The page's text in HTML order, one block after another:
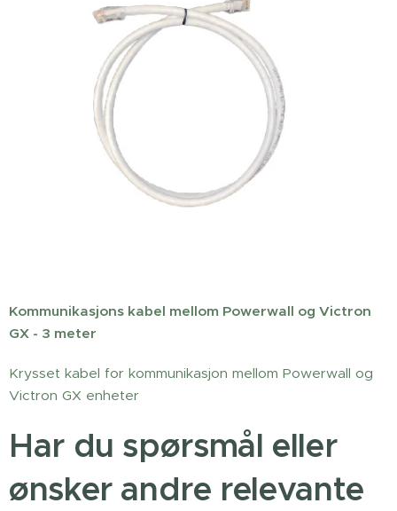
Kommunikasjons kabel mellom Powerwall og Victron
GX - 3 meter
Krysset kabel for kommunikasjon mellom Powerwall og
Victron GX enheter
Har du spørsmål eller
ønsker andre relevante